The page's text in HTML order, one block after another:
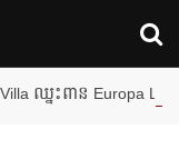
ះពាន Europa League